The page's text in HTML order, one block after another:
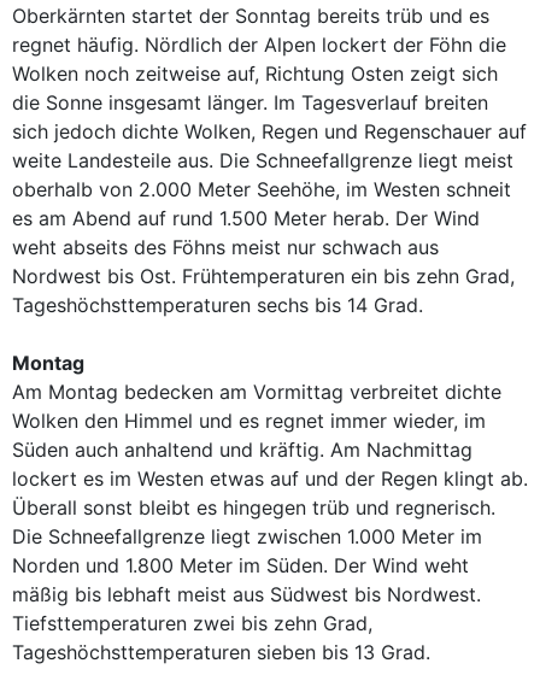
Oberkärnten startet der Sonntag bereits trüb und es
regnet häufig. Nördlich der Alpen lockert der Föhn die
Wolken noch zeitweise auf, Richtung Osten zeigt sich
die Sonne insgesamt länger. Im Tagesverlauf breiten
sich jedoch dichte Wolken, Regen und Regenschauer auf
weite Landesteile aus. Die Schneefallgrenze liegt meist
oberhalb von 2.000 Meter Seehöhe, im Westen schneit
es am Abend auf rund 1.500 Meter herab. Der Wind
weht abseits des Föhns meist nur schwach aus
Nordwest bis Ost. Frühtemperaturen ein bis zehn Grad,
Tageshöchsttemperaturen sechs bis 14 Grad.
Montag
Am Montag bedecken am Vormittag verbreitet dichte
Wolken den Himmel und es regnet immer wieder, im
Süden auch anhaltend und kräftig. Am Nachmittag
lockert es im Westen etwas auf und der Regen klingt ab.
Überall sonst bleibt es hingegen trüb und regnerisch.
Die Schneefallgrenze liegt zwischen 1.000 Meter im
Norden und 1.800 Meter im Süden. Der Wind weht
mäßig bis lebhaft meist aus Südwest bis Nordwest.
Tiefsttemperaturen zwei bis zehn Grad,
Tageshöchsttemperaturen sieben bis 13 Grad.